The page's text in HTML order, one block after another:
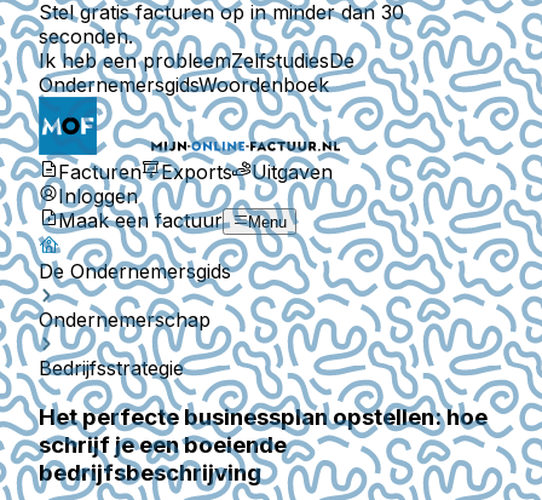
Stel gratis facturen op in minder dan 30
seconden.
Ik heb een probleemZelfstudiesDe
OndernemersgidsWoordenboek
Facturen Exports
Uitgaven
Inloggen
Maak een factuur
Menu
De Ondernemersgids
Ondernemerschap
Bedrijfsstrategie
Het perfecte businessplan opstellen: hoe
schrijf je een boeiende
bedrijfsbeschrijving